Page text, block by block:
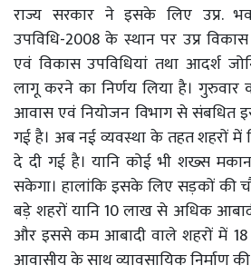
राज्य सरकार ने इसके लिए उप्र.
उपविधि-2008 के स्थान पर उप्र विकास
एवं विकास उपविधियां तथा आदर्श
लागू करने का निर्णय लिया है।
आवास एवं नियोजन विभाग से संबधित
गई है। अब नई व्यवस्था के तहत शहरों में
दे दी गई है। यानि कोई भी शख्स
सकेगा। हालांकि इसके लिए सड़कों की
बड़े शहरों यानि 10 लाख से अधिक
और इससे कम आबादी वाले शहरों में 18
आवासीय के साथ व्यावसायिक निर्माण